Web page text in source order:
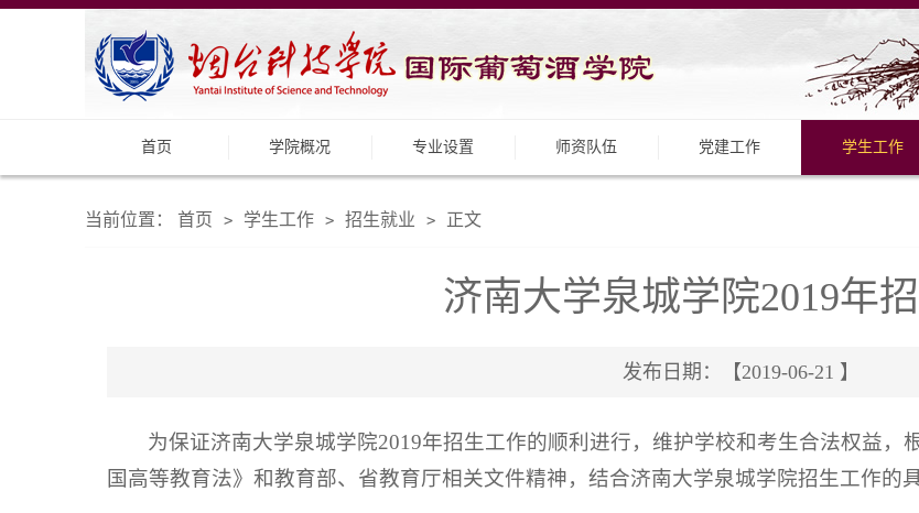
首页 学院概况 专业设置 师资队伍 党建工作 学生工作
当前位置： 首页 > 学生工作 > 招生就业 > 正文
济南大学泉城学院2019年
发布日期：【2019-06-21 】
为保证济南大学泉城学院2019年招生工作的顺利进行，维护学校和考生合法权益，
国高等教育法》和教育部、省教育厅相关文件精神，结合济南大学泉城学院招生工作的